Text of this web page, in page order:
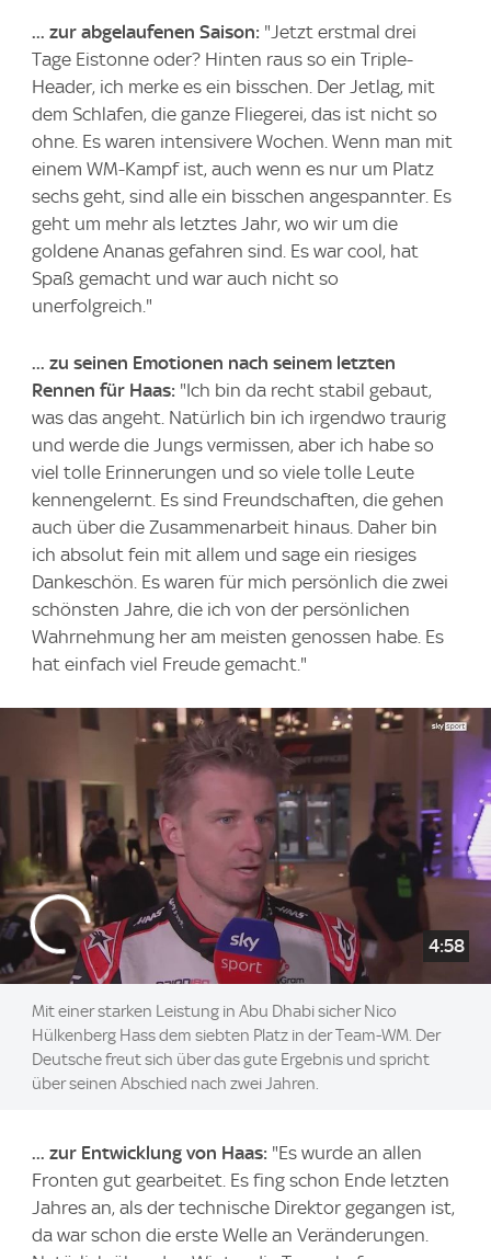
... zur abgelaufenen Saison: "Jetzt erstmal drei
Tage Eistonne oder? Hinten raus so ein Triple-
Header, ich merke es ein bisschen. Der Jetlag, mit
dem Schlafen, die ganze Fliegerei, das ist nicht so
ohne. Es waren intensivere Wochen. Wenn man mit
einem WM-Kampf ist, auch wenn es nur um Platz
sechs geht, sind alle ein bisschen angespannter. Es
geht um mehr als letztes Jahr, wo wir um die
goldene Ananas gefahren sind. Es war cool, hat
Spaß gemacht und war auch nicht so
unerfolgreich."
... zu seinen Emotionen nach seinem letzten
Rennen für Haas: "Ich bin da recht stabil gebaut,
was das angeht. Natürlich bin ich irgendwo traurig
und werde die Jungs vermissen, aber ich habe so
viel tolle Erinnerungen und so viele tolle Leute
kennengelernt. Es sind Freundschaften, die gehen
auch über die Zusammenarbeit hinaus. Daher bin
ich absolut fein mit allem und sage ein riesiges
Dankeschön. Es waren für mich persönlich die zwei
schönsten Jahre, die ich von der persönlichen
Wahrnehmung her am meisten genossen habe. Es
hat einfach viel Freude gemacht."
4:58
Mit einer starken Leistung in Abu Dhabi sicher Nico
Hülkenberg Hass dem siebten Platz in der Team-WM. Der
Deutsche freut sich über das gute Ergebnis und spricht
über seinen Abschied nach zwei Jahren.
... zur Entwicklung von Haas: "Es wurde an allen
Fronten gut gearbeitet. Es fing schon Ende letzten
Jahres an, als der technische Direktor gegangen ist,
da war schon die erste Welle an Veränderungen.